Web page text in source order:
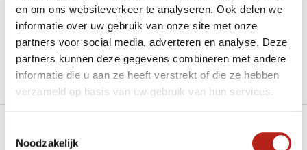
en om ons websiteverkeer te analyseren. Ook delen we
informatie over uw gebruik van onze site met onze
partners voor social media, adverteren en analyse. Deze
partners kunnen deze gegevens combineren met andere
informatie die u aan ze heeft verstrekt of die ze hebben
verzameld op basis van uw gebruik van hun services.
Noodzakelijk
Heb je een vraag over dit product?
Stel je vraag in de Chat voor een snel antwoord 24/7
Stel je vraag
Groot aantal nodig?